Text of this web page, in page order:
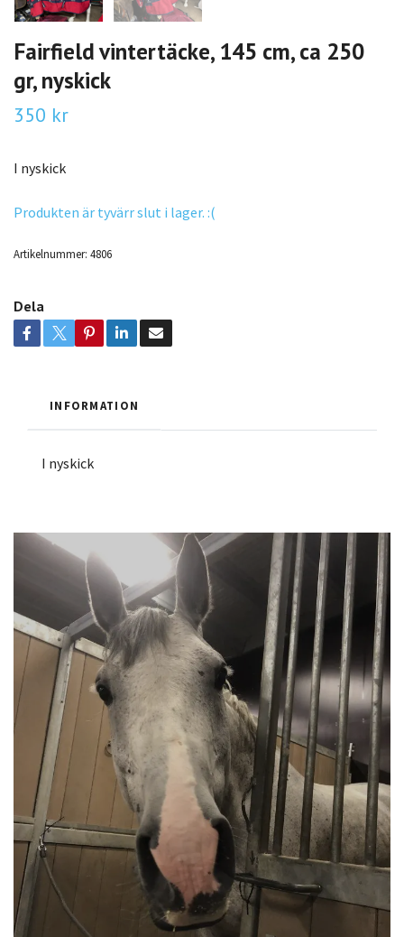
Fairfield vintertäcke, 145 cm, ca 250
gr, nyskick
350 kr
I nyskick
Produkten är tyvärr slut i lager. :(
Artikelnummer: 4806
Dela
INFORMATION
I nyskick